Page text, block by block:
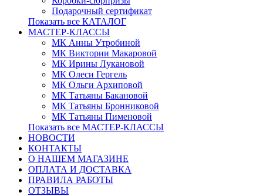
Подарочный сертификат
Показать все КАТАЛОГ
МАСТЕР-КЛАССЫ
МК Анны Утробиной
МК Виктории Макаровой
МК Ирины Лукановой
МК Олеси Гергель
МК Ольги Архиповой
МК Татьяны Бакановой
МК Татьяны Бронниковой
МК Татьяны Пименовой
Показать все МАСТЕР-КЛАССЫ
НОВОСТИ
КОНТАКТЫ
О НАШЕМ МАГАЗИНЕ
ОПЛАТА И ДОСТАВКА
ПРАВИЛА РАБОТЫ
ОТЗЫВЫ